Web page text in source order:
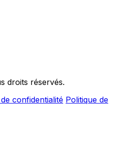
droits réservés.
confidentialité Politique de